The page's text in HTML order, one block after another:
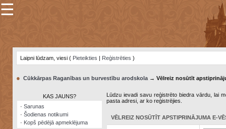
×
Šodienas
notikumi
☰
Laipni lūdzam, viesi ( Pieteikties | Reģistrēties )
● Cūkkārpas Raganības un burvestību arodskola→ Vēlreiz nosūtīt
KAS JAUNS?
· Sarunas
· Šodienas notikumi
· Kopš pēdējā apmeklējuma
Lūdzu ievadi savu reģistrēto biedra vārdu, lai
pasta adresi, ar ko reģistrējies.
VĒLREIZ NOSŪTĪT APSTIPRINĀJUMA E-